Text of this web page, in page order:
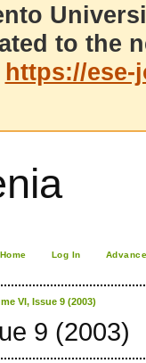
to the
https://
Log In
VI, Issue 9 (2003)
9 (2003)